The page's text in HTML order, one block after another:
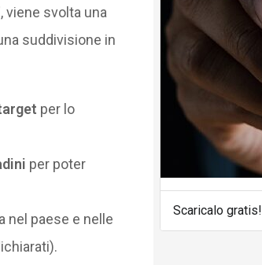
viene svolta una
suddivisione in
per lo
per poter
nel paese e nelle
Scaricalo gratis!